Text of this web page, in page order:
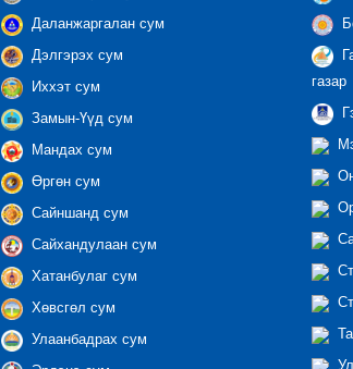
Даланжаргалан сум
Дэлгэрэх сум
Иххэт сум
Замын-Үүд сум
Мандах сум
Өргөн сум
Сайншанд сум
Сайхандулаан сум
Хатанбулаг сум
Хөвсгөл сум
Улаанбадрах сум
газар